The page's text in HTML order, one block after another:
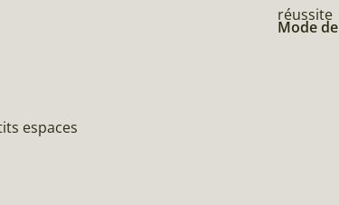
espaces
réussite
Mode